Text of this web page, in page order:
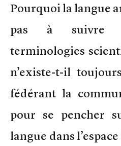
Pourquoi la langue
pas à suivre
terminologies
n’existe-t-il
fédérant la
pour se pencher
langue dans